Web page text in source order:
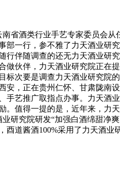
酒类行业手艺专家委员会从
一行，参不雅了力天酒业研
伴随调查的还无力天酒业研
伙伴，力天酒业研究院正在
次要是调查力天酒业研究院
，正在贵州仁怀、甘肃陇南
艺推广取指点办事。力天酒
值得一提的是，近年来，力
究院研发“加强白酒绵甜净
道酱酒100%采用了力天酒